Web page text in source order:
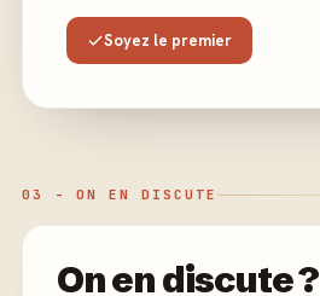
Soyez le premier
03 - ON EN DISCUTE
On en discute ?